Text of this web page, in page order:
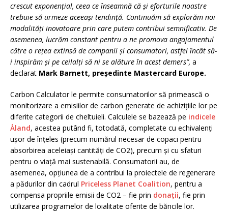
crescut exponențial, ceea ce înseamnă că și eforturile noastre
trebuie să urmeze aceeași tendință. Continuăm să explorăm noi
modalități inovatoare prin care putem contribui semnificativ. De
asemenea, lucrăm constant pentru a ne promova angajamentul
către o rețea extinsă de companii și consumatori, astfel încât să-
i inspirăm și pe ceilalți să ni se alăture în acest demers”, a
declarat Mark Barnett, președinte Mastercard Europe.
Carbon Calculator le permite consumatorilor să primească o
monitorizare a emisiilor de carbon generate de achizițiile lor pe
diferite categorii de cheltuieli. Calculele se bazează pe indicele
Åland, acestea putând fi, totodată, completate cu echivalenți
ușor de înțeles (precum numărul necesar de copaci pentru
absorbirea aceleiași cantități de CO2), precum și cu sfaturi
pentru o viață mai sustenabilă. Consumatorii au, de
asemenea, opțiunea de a contribui la proiectele de regenerare
a pădurilor din cadrul Priceless Planet Coalition, pentru a
compensa propriile emisii de CO2 – fie prin donații, fie prin
utilizarea programelor de loialitate oferite de băncile lor.